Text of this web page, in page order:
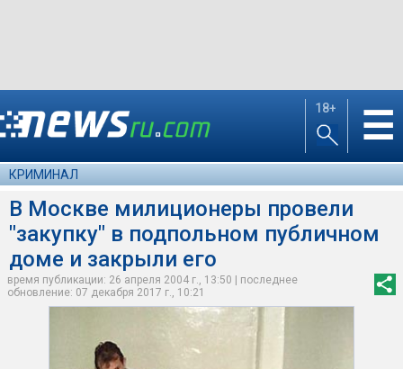
18+ ☰
КРИМИНАЛ
В Москве милиционеры провели
"закупку" в подпольном публичном
доме и закрыли его
время публикации: 26 апреля 2004 г., 13:50 | последнее
обновление: 07 декабря 2017 г., 10:21